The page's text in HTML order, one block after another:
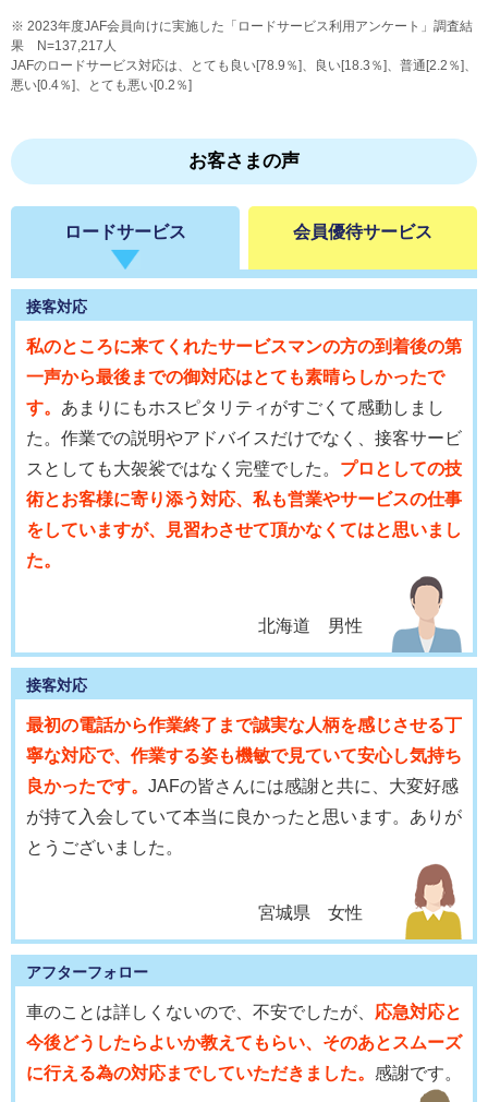
2023年度JAF会員向けに実施した「ロードサービス利用アンケート」調査結
果 N=137,217人
JAFのロードサービス対応は、とても良い[78.9％]、良い[18.3％]、普通[2.2％]、
悪い[0.4％]、とても悪い[0.2％]
お客さまの声
ロードサービス
接客対応
私のところに来てくれたサービスマンの方の到着後の第
一声から最後までの御対応はとても素晴らしかったで
す。 あまりにもホスピタリティがすごくて感動しまし
た。作業での説明やアドバイスだけでなく、接客サービ
スとしても大袈裟ではなく完璧でした。 プロとしての技
術とお客様に寄り添う対応、私も営業やサービスの仕事
をしていますが、見習わさせて頂かなくてはと思いまし
た。
北海道 男性
接客対応
最初の電話から作業終了まで誠実な人柄を感じさせる丁
寧な対応で、作業する姿も機敏で見ていて安心し気持ち
良かったです。 JAFの皆さんには感謝と共に、大変好感
が持て入会していて本当に良かったと思います。ありが
とうございました。
宮城県 女性
アフターフォロー
車のことは詳しくないので、不安でしたが、 応急対応と
今後どうしたらよいか教えてもらい、そのあとスムーズ
に行える為の対応までしていただきました。 感謝です。
会員優待サービス